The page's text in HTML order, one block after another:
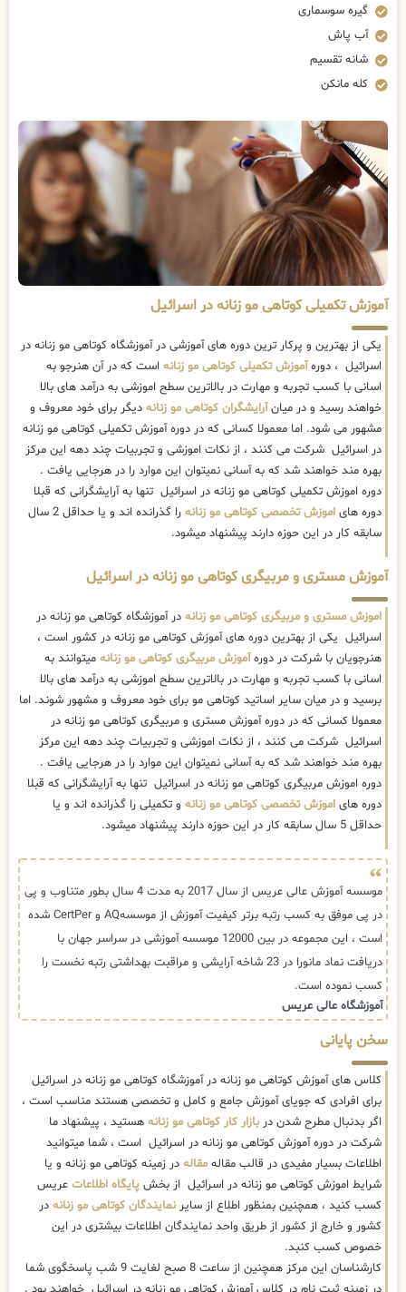
گیره سوسماری
آب پاش
شانه تقسیم
کله مانکن
آموزش تکمیلی کوتاهی مو زنانه در اسرائیل
یکی از بهترین و پرکار ترین دوره های آموزشی در آموزشگاه کوتاهی مو زنانه در
اسرائیل ، دورهآموزش تکمیلی کوتاهی مو زنانه است که در آن هنرجو به
اسانی با کسب تجربه و مهارت در بالاترین سطح اموزشی به درآمد های بالا
خواهند رسید و در میانآرایشگران کوتاهی مو زنانه دیگر برای خود معروف و
مشهور می شود. اما معمولا کسانی که در دوره آموزش تکمیلی کوتاهی مو زنانه
در اسرائیل شرکت می کنند ، از نکات اموزشی و تجربیات چند دهه این مرکز
بهره مند خواهند شد که به آسانی نمیتوان این موارد را در هرجایی یافت .
دوره اموزش تکمیلی کوتاهی مو زنانه در اسرائیل تنها به آرایشگرانی که قبلا
دوره های اموزش تخصصی کوتاهی مو زنانه
را گذرانده اند و یا حداقل 2 سال
سابقه کار در این حوزه دارند پیشنهاد میشود.
آموزش مستری و مربیگری کوتاهی مو زنانه در اسرائیل
اموزش مستری و مربیگری کوتاهی مو زنانه در آموزشگاه کوتاهی مو زنانه در
اسرائیل یکی از بهترین دوره های آموزش کوتاهی مو زنانه در کشور است ،
هنرجویان با شرکت در دورهآموزش مربیگری کوتاهی مو زنانه میتوانند به
اسانی با کسب تجربه و مهارت در بالاترین سطح اموزشی به درآمد های بالا
برسید و در میان سایر اساتید کوتاهی مو برای خود معروف و مشهور شوند. اما
معمولا کسانی که در دوره آموزش مستری و مربیگری کوتاهی مو زنانه در
اسرائیل شرکت می کنند ، از نکات اموزشی و تجربیات چند دهه این مرکز
بهره مند خواهند شد که به آسانی نمیتوان این موارد را در هرجایی یافت .
دوره اموزش مربیگری کوتاهی مو زنانه در اسرائیل تنها به آرایشگرانی که قبلا
دوره های اموزش تخصصی کوتاهی مو زنانه و تکمیلی را گذرانده اند و یا
حداقل 5 سال سابقه کار در این حوزه دارند پیشنهاد میشود.
موسسه آموزش عالی عریس از سال 2017 به مدت 4 سال بطور متناوب و پی
در پی موفق به کسب رتبه برتر کیفیت آموزش از موسسهAQ و CertPer شده
است ، این مجموعه در بین 12000 موسسه آموزشی در سراسر جهان با
دریافت نماد مانورا در 23 شاخه آرایشی و مراقبت بهداشتی رتبه نخست را
کسب نموده است.
آموزشگاه عالی عریس
سخن پایانی
کلاس های آموزش کوتاهی مو زنانه در آموزشگاه کوتاهی مو زنانه در اسرائیل
برای افرادی که جویای آموزش جامع و کامل و تخصصی هستند مناسب است ،
اگر بدنبال مطرح شدن دربازار کار کوتاهی مو زنانه هستید ، پیشنهاد ما
شرکت در دوره آموزش کوتاهی مو زنانه در اسرائیل است ، شما میتوانید
اطلاعات بسیار مفیدی در قالب مقاله مقاله در زمینه کوتاهی مو زنانه و یا
شرایط اموزش کوتاهی مو زنانه در اسرائیل از بخش پایگاه اطلاعات عریس
کسب کنید ، همچنین بمنظور اطلاع از سایرنمایندگان کوتاهی مو زنانه در
کشور و خارج از کشور از طریق واحد نمایندگان اطلاعات بیشتری در این
خصوص کسب کنبد.
کارشناسان این مرکز همچنین از ساعت 8 صبح لغایت 9 شب پاسخگوی شما